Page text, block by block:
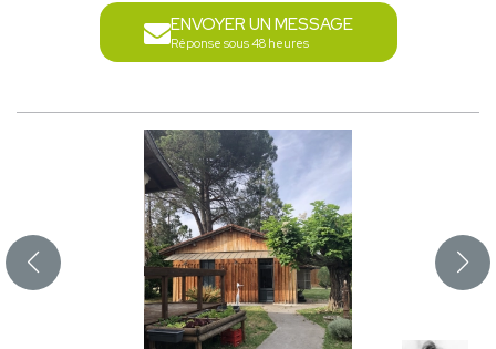
ENVOYER UN MESSAGE
Réponse sous 48 heures